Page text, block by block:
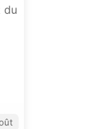
du